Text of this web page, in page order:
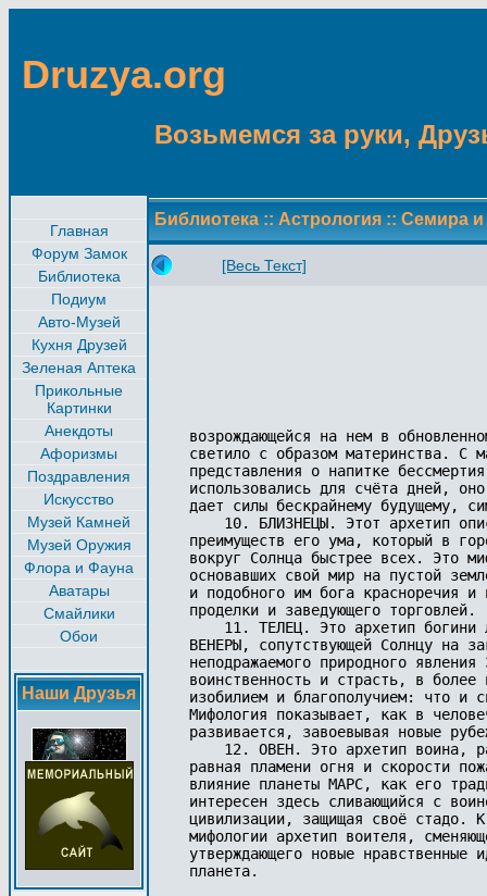
Druzya.org
Возьмемся за руки,
Главная
Форум Замок
Библиотека
Подиум
Авто-Музей
Кухня Друзей
Зеленая Аптека
Прикольные
Картинки
Анекдоты
Афоризмы
Поздравления
Искусство
Музей Камней
Музей Оружия
Флора и Фауна
Аватары
Смайлики
Обои
Наши Друзья
Библиотека :: Астрология :: Семира
[Весь Текст]
возрождающейся на нем в
светило с образом материнства. С
представления о напитке
использовались для счёта дней,
дает силы бескрайнему будущему,
10. БЛИЗНЕЦЫ. Этот архетип
преимуществ его ума, который в
вокруг Солнца быстрее всех. Это
основавших свой мир на пустой
и подобного им бога красноречия
проделки и заведующего торговлей.
11. ТЕЛЕЦ. Это архетип
ВЕНЕРЫ, сопутствующей Солнцу на
неподражаемого природного
воинственность и страсть, в
изобилием и благополучием: что и
Мифология показывает, как в
развивается, завоевывая новые
12. ОВЕН. Это архетип воина,
равная пламени огня и скорости
влияние планеты МАРС, как его
интересен здесь сливающийся с
цивилизации, защищая своё стадо.
мифологии архетип воителя,
утверждающего новые
планета.